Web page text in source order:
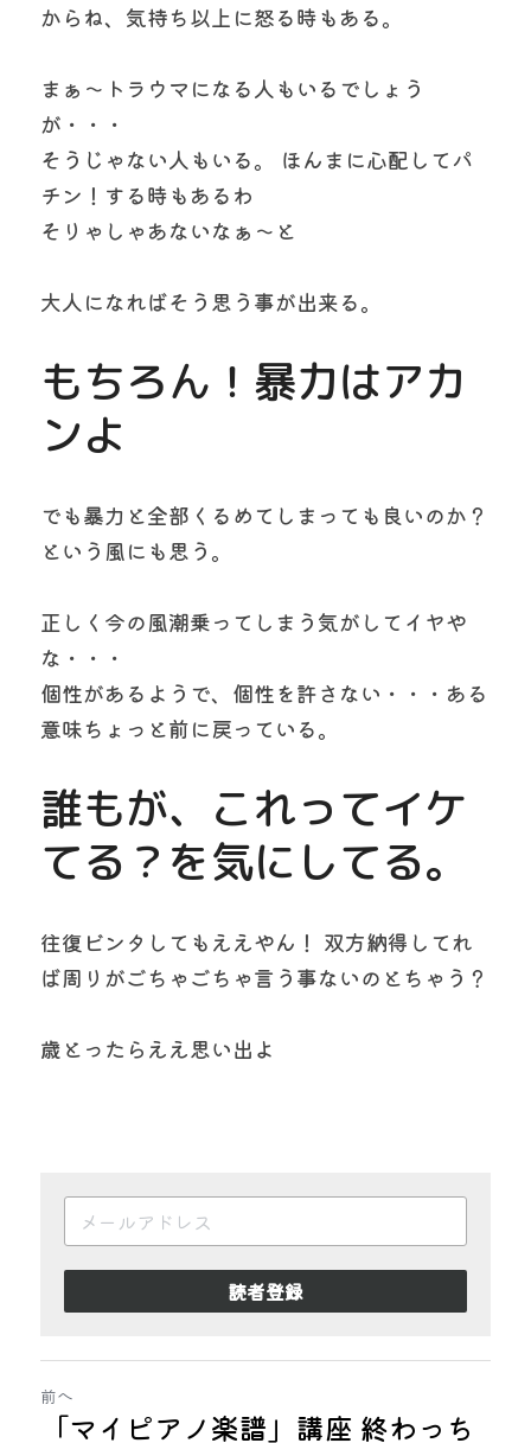
からね、気持ち以上に怒る時もある。
まぁ〜トラウマになる人もいるでしょう
が・・・
そうじゃない人もいる。 ほんまに心配してパ
チン！する時もあるわ
そりゃしゃあないなぁ〜と
大人になればそう思う事が出来る。
もちろん！暴力はアカ
ンよ
でも暴力と全部くるめてしまっても良いのか？
という風にも思う。
正しく今の風潮乗ってしまう気がしてイヤや
な・・・
個性があるようで、個性を許さない・・・ある
意味ちょっと前に戻っている。
誰もが、これってイケ
てる？を気にしてる。
往復ビンタしてもええやん！ 双方納得してれ
ば周りがごちゃごちゃ言う事ないのとちゃう？
歳とったらええ思い出よ
読者登録
前へ
「マイピアノ楽譜」講座 終わっち